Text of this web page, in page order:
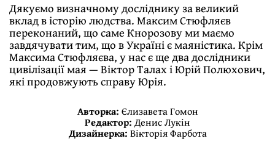
Дякуємо визначному досліднику за великий
вклад в історію людства. Максим Стюфляєв
переконаний, що саме Кнорозову ми маємо
завдячувати тим, що в Україні є маяністика. Крім
Максима Стюфляєва, у нас є ще два дослідники
цивілізації мая — Віктор Талах і Юрій Полюхович,
які продовжують справу Юрія.
Авторка: Єлизавета Гомон
Редактор: Денис Лукін
Дизайнерка: Вікторія Фарбота